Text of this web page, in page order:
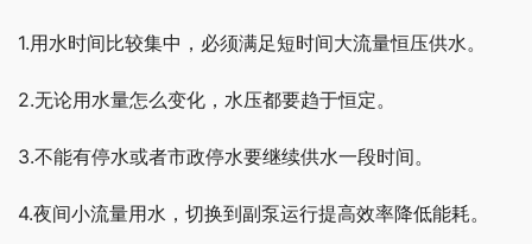
1.用水时间比较集中，必须满足短时间大流量恒压供水。
2.无论用水量怎么变化，水压都要趋于恒定。
3.不能有停水或者市政停水要继续供水一段时间。
4.夜间小流量用水，切换到副泵运行提高效率降低能耗。